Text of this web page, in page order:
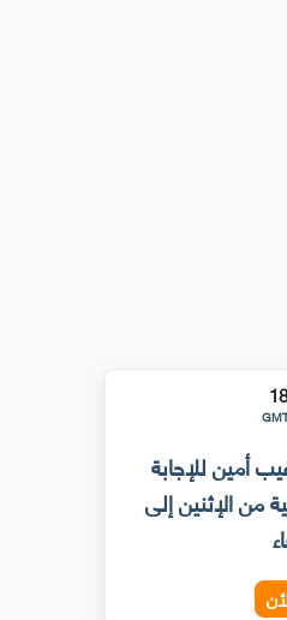
أمين للإجابة
من الإثنين إلى